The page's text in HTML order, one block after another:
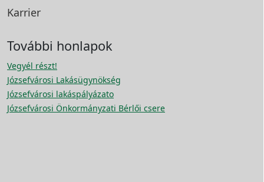
Karrier
További honlapok
Vegyél részt!
Józsefvárosi Lakásügynökség
Józsefvárosi lakáspályázato
Józsefvárosi Önkormányzati Bérlői csere